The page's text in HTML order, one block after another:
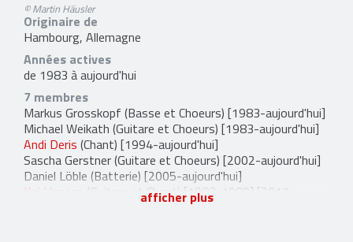
© Martin Häusler
Originaire de
Hambourg, Allemagne
Années actives
de 1983 à aujourd'hui
7 membres
Markus Grosskopf (Basse et Choeurs) [1983-aujourd'hui]
Michael Weikath (Guitare et Choeurs) [1983-aujourd'hui]
Andi Deris (Chant) [1994-aujourd'hui]
Sascha Gerstner(Guitare et Choeurs) [2002-aujourd'hui]
Daniel Löble (Batterie) [2005-aujourd'hui]
Kai Hansen
(Guitare et Chant) [1983-1989] [2017-
afficher plus